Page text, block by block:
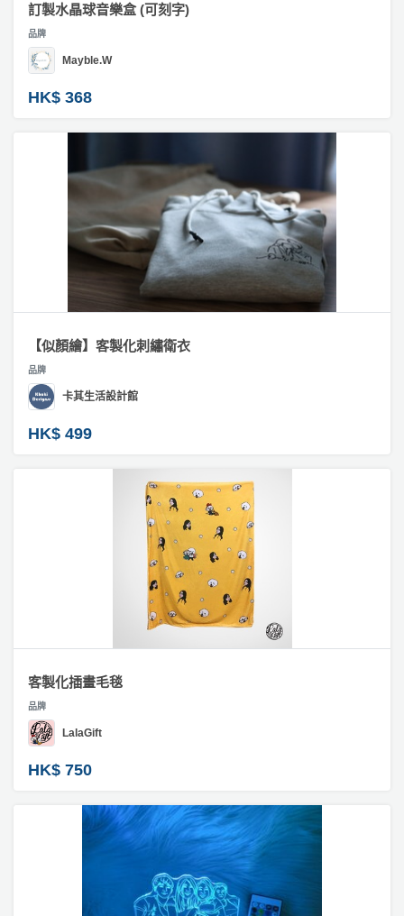
訂製水晶球音樂盒 (可刻字)
品牌
Mayble.W
HK$ 368
【似顏繪】客製化刺繡衛衣
品牌
卡其生活設計館
HK$ 499
客製化插畫毛毯
品牌
LalaGift
HK$ 750